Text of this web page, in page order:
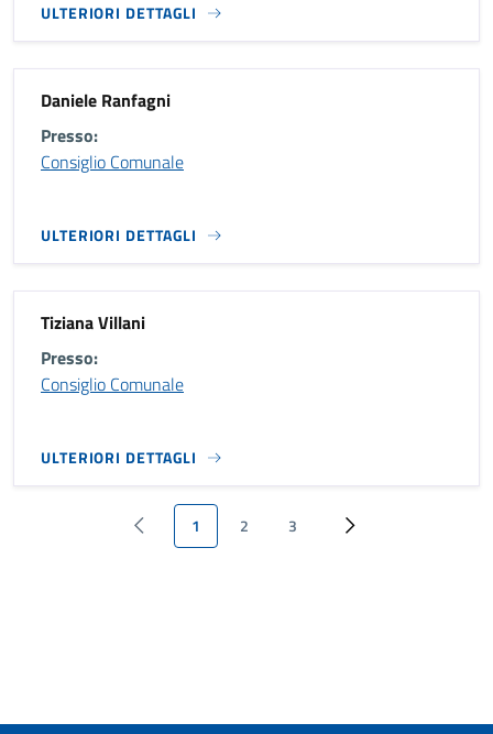
ULTERIORI DETTAGLI
Daniele Ranfagni
Presso:
Consiglio Comunale
ULTERIORI DETTAGLI
Tiziana Villani
Presso:
Consiglio Comunale
ULTERIORI DETTAGLI
‹ PreviousPagina attuale
1 Page
2 Page
3 ››